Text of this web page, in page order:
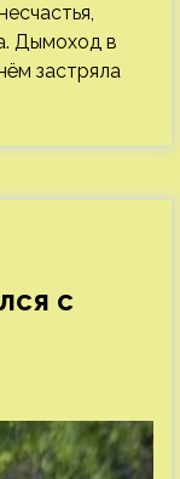
Дымоход в
застряла
с